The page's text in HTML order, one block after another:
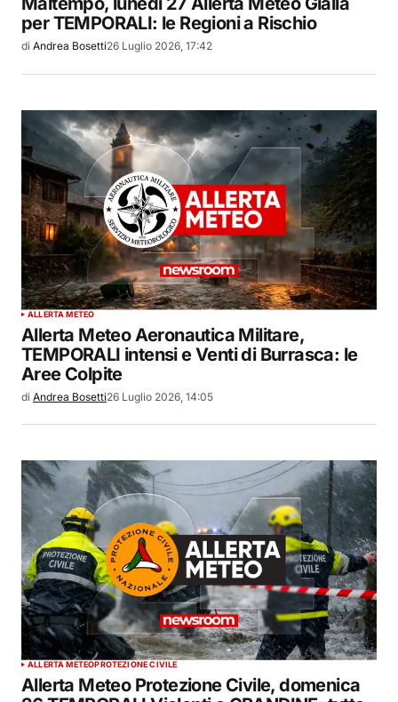
per TEMPORALI: le Regioni a Rischio
di Andrea Bosetti26 Luglio 2026, 17:42
ALLERTA METEO
Allerta Meteo Aeronautica Militare,
TEMPORALI intensi e Venti di Burrasca: le
Aree Colpite
di Andrea Bosetti26 Luglio 2026, 14:05
ALLERTA METEOPROTEZIONE CIVILE
Allerta Meteo Protezione Civile, domenica